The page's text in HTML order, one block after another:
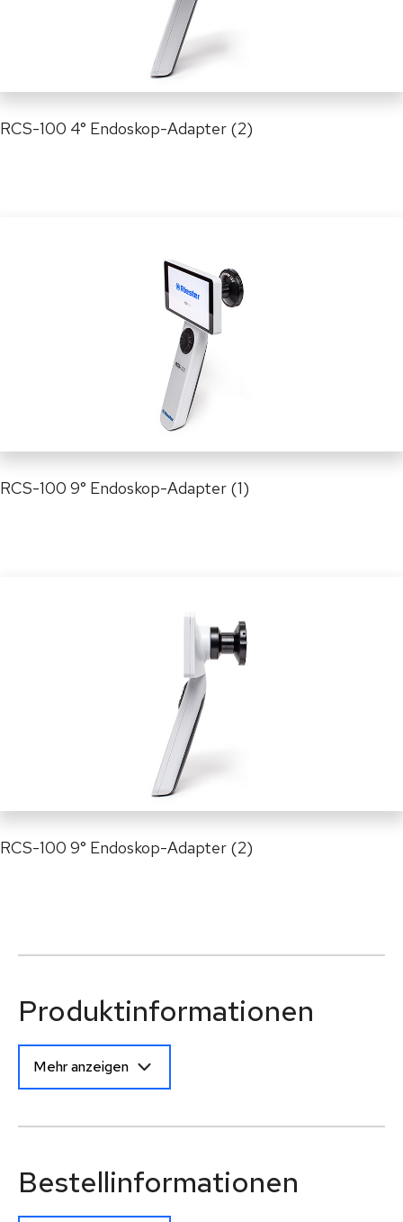
RCS-100 4° Endoskop-Adapter (2)
RCS-100 9° Endoskop-Adapter (1)
RCS-100 9° Endoskop-Adapter (2)
Produktinformationen
Mehr anzeigen
Bestellinformationen